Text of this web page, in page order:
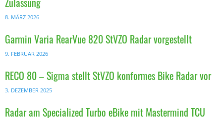
8. MÄRZ 2026
Garmin Varia RearVue 820 StVZO Radar vorgestellt
9. FEBRUAR 2026
RECO 80 – Sigma stellt StVZO konformes Bike Radar vor
3. DEZEMBER 2025
Radar am Specialized Turbo eBike mit Mastermind TCU